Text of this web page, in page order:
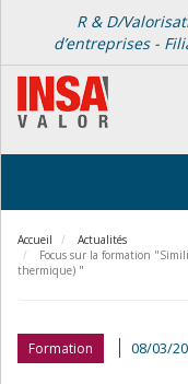
contenu
principal
R & D/
d’entreprises -
Accueil
Actualités
Focus sur la formation
thermique) "
Formation 08/03/